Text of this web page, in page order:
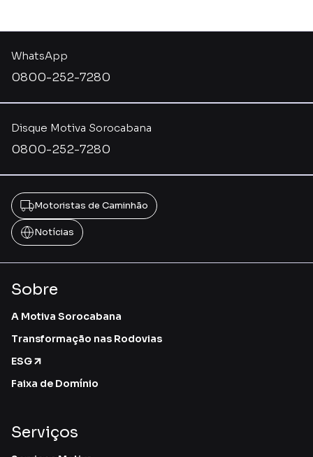
Disque Motiva Sorocabana
0800-252-7280
WhatsApp
0800-252-7280
Motoristas de Caminhão
Notícias
Sobre
A Motiva Sorocabana
Transformação nas Rodovias
ESG
Faixa de Domínio
Serviços